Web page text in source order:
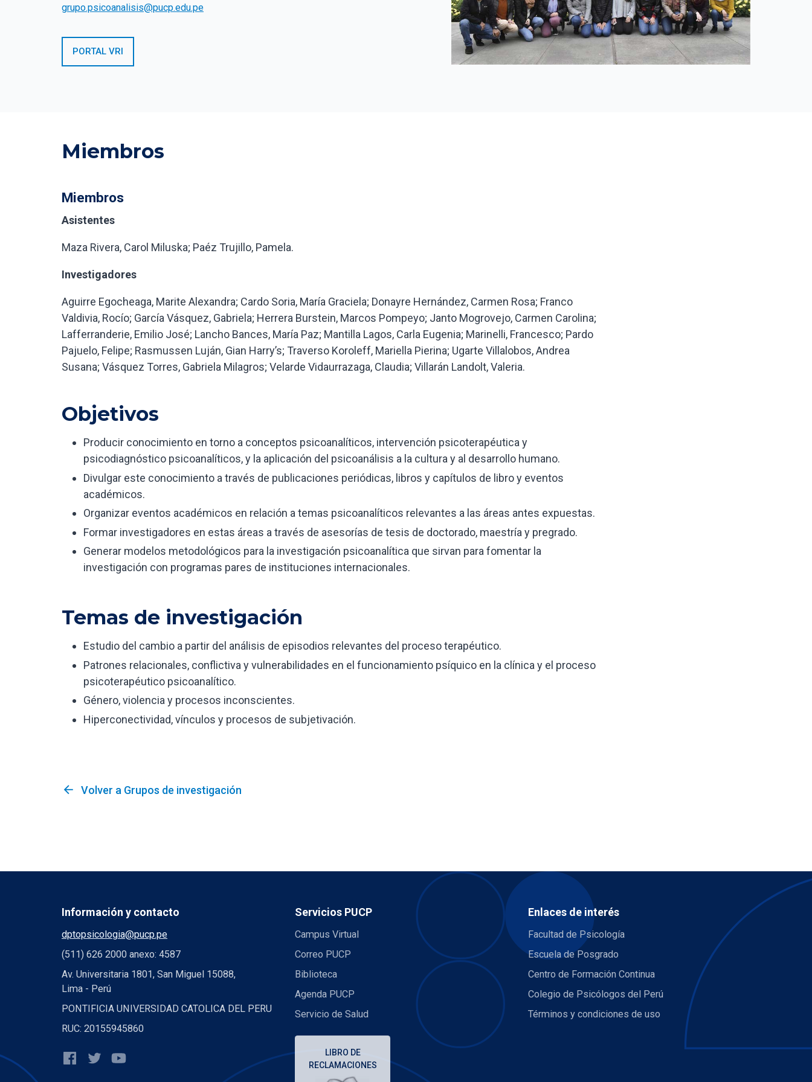
grupo.psicoanalisis@pucp.edu.pe
PORTAL VRI
Miembros
Miembros
Asistentes
Maza Rivera, Carol Miluska; Paéz Trujillo, Pamela.
Investigadores
Aguirre Egocheaga, Marite Alexandra; Cardo Soria, María Graciela; Donayre Hernández, Carmen Rosa; Franco
Valdivia, Rocío; García Vásquez, Gabriela; Herrera Burstein, Marcos Pompeyo; Janto Mogrovejo, Carmen Carolina;
Lafferranderie, Emilio José; Lancho Bances, María Paz; Mantilla Lagos, Carla Eugenia; Marinelli, Francesco; Pardo
Pajuelo, Felipe; Rasmussen Luján, Gian Harry’s; Traverso Koroleff, Mariella Pierina; Ugarte Villalobos, Andrea
Susana; Vásquez Torres, Gabriela Milagros; Velarde Vidaurrazaga, Claudia; Villarán Landolt, Valeria.
Objetivos
Producir conocimiento en torno a conceptos psicoanalíticos, intervención psicoterapéutica y
psicodiagnóstico psicoanalíticos, y la aplicación del psicoanálisis a la cultura y al desarrollo humano.
Divulgar este conocimiento a través de publicaciones periódicas, libros y capítulos de libro y eventos
académicos.
Organizar eventos académicos en relación a temas psicoanalíticos relevantes a las áreas antes expuestas.
Formar investigadores en estas áreas a través de asesorías de tesis de doctorado, maestría y pregrado.
Generar modelos metodológicos para la investigación psicoanalítica que sirvan para fomentar la
investigación con programas pares de instituciones internacionales.
Temas de investigación
Estudio del cambio a partir del análisis de episodios relevantes del proceso terapéutico.
Patrones relacionales, conflictiva y vulnerabilidades en el funcionamiento psíquico en la clínica y el proceso
psicoterapéutico psicoanalítico.
Género, violencia y procesos inconscientes.
Hiperconectividad, vínculos y procesos de subjetivación.
arrow_back Volver a Grupos de investigación
Información y contacto
dptopsicologia@pucp.pe
(511) 626 2000 anexo: 4587
Av. Universitaria 1801, San Miguel 15088,
Lima - Perú
PONTIFICIA UNIVERSIDAD CATOLICA DEL PERU
RUC: 20155945860
Servicios PUCP
Campus Virtual
Correo PUCP
Biblioteca
Agenda PUCP
Servicio de Salud
LIBRO DE
RECLAMACIONES
Enlaces de interés
Facultad de Psicología
Escuela de Posgrado
Centro de Formación Continua
Colegio de Psicólogos del Perú
Términos y condiciones de uso